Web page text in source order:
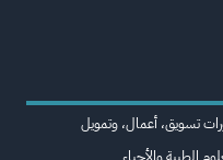
تسويق، أعمال، وتمويل
الطبية والأحياء